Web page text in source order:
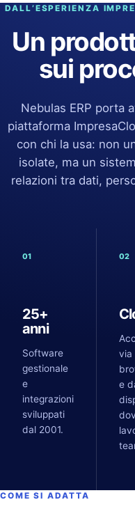
DALL’ESPERIENZA
Un
sui
Nebulas ERP porta
piattaforma
con chi la usa: non
isolate, ma un
relazioni tra dati,
01
25+
anni
Software
gestionale
e
integrazioni
sviluppati
dal 2001.
02
via
e
COME SI ADATTA